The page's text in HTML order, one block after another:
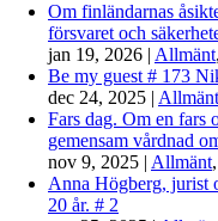
Om finländarnas
försvaret och
jan 19, 2026 | Allmänt,
Be my guest # 173
dec 24, 2025 | Allmänt
Fars dag. Om en fars
gemensam vårdnad
nov 9, 2025 | Allmänt,
Anna Högberg, jurist
20 år. # 2